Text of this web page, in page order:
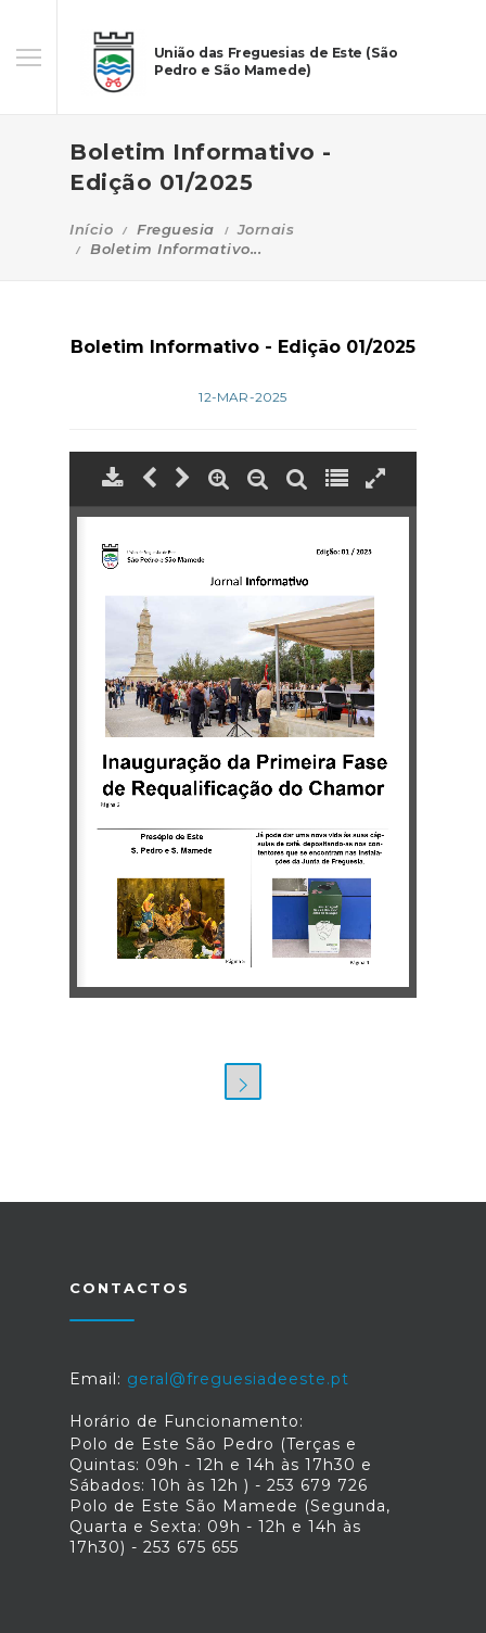
União das Freguesias de Este (São
Pedro e São Mamede)
Boletim Informativo -
Edição 01/2025
Início Freguesia
Jornais
Boletim Informativo...
Boletim Informativo - Edição 01/2025
12-MAR-2025
CONTACTOS
Email: geral@freguesiadeeste.pt
Horário de Funcionamento:
Polo de Este São Pedro (Terças e
Quintas: 09h - 12h e 14h às 17h30 e
Sábados: 10h às 12h ) - 253 679 726
Polo de Este São Mamede (Segunda,
Quarta e Sexta: 09h - 12h e 14h às
17h30) - 253 675 655